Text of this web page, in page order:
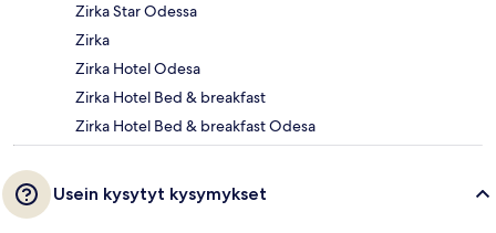
Zirka Star Odessa
Zirka
Zirka Hotel Odesa
Zirka Hotel Bed & breakfast
Zirka Hotel Bed & breakfast Odesa
Usein kysytyt kysymykset